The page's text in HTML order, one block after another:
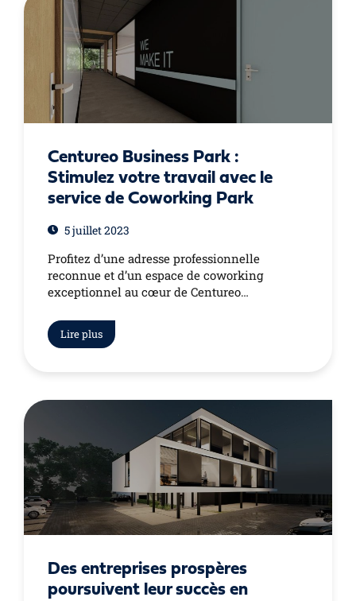
Centureo Business Park :
Stimulez votre travail avec le
service de Coworking Park
5 juillet 2023
Profitez d’une adresse professionnelle
reconnue et d’un espace de coworking
exceptionnel au cœur de Centureo…
Lire plus
Des entreprises prospères
poursuivent leur succès en